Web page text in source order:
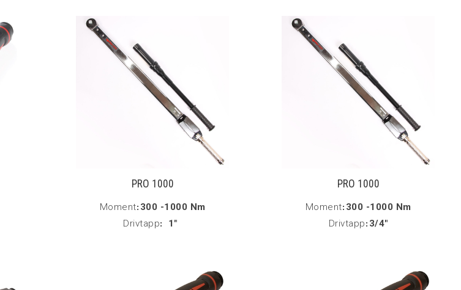
PRO 1000
Moment: 300 -1000 Nm
Drivtapp: 1"
PRO 1000
Moment: 300 -1000 Nm
Drivtapp: 3/4"